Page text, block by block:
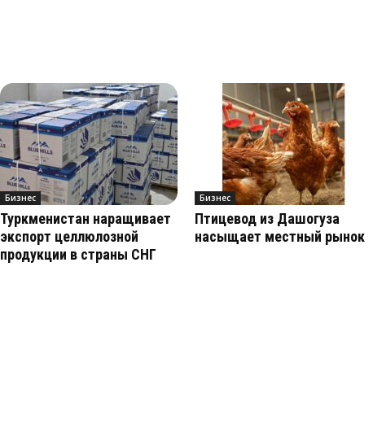
Бизнес
Туркменистан наращивает
экспорт целлюлозной
продукции в страны СНГ
Бизнес
Птицевод из Дашогуза
насыщает местный рынок